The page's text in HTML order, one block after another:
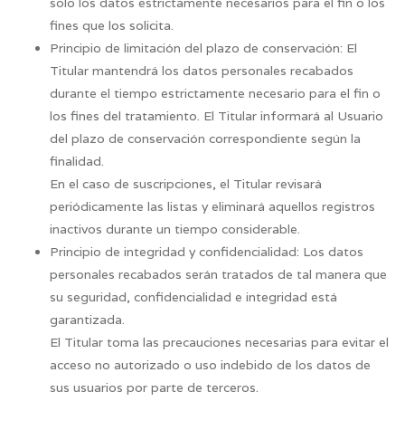
fines que los solicita.
Principio de limitación del plazo de conservación: El
Titular mantendrá los datos personales recabados
durante el tiempo estrictamente necesario para el fin o
los fines del tratamiento. El Titular informará al Usuario
del plazo de conservación correspondiente según la
finalidad.
En el caso de suscripciones, el Titular revisará
periódicamente las listas y eliminará aquellos registros
inactivos durante un tiempo considerable.
Principio de integridad y confidencialidad: Los datos
personales recabados serán tratados de tal manera que
su seguridad, confidencialidad e integridad está
garantizada.
El Titular toma las precauciones necesarias para evitar el
acceso no autorizado o uso indebido de los datos de
sus usuarios por parte de terceros.